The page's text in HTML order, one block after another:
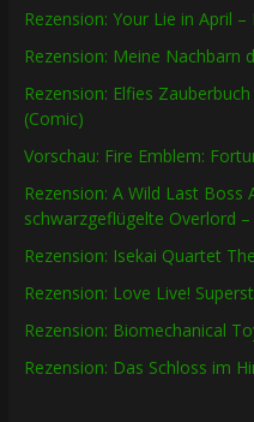
Rezension: Your Lie in April
Rezension: Meine Nachbarn
Rezension: Elfies
(Comic)
Vorschau: Fire Emblem:
Rezension: A Wild Last Boss
schwarzgeflügelte Overlord
Rezension: Isekai Quartet
Rezension: Love Live!
Rezension: Biomechanical
Rezension: Das Schloss im